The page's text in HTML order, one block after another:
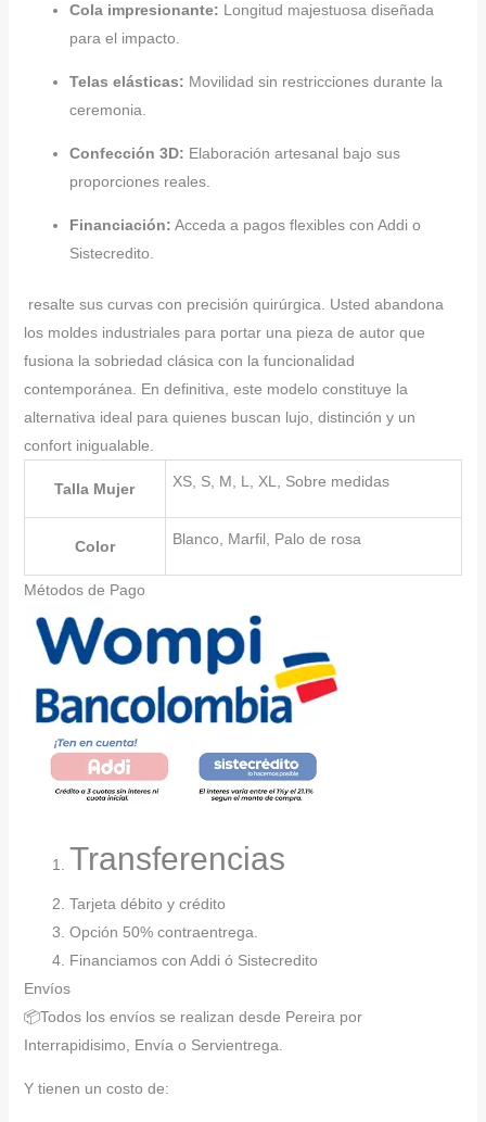
Cola impresionante: Longitud majestuosa diseñada
para el impacto.
Telas elásticas: Movilidad sin restricciones durante la
ceremonia.
Confección 3D: Elaboración artesanal bajo sus
proporciones reales.
Financiación: Acceda a pagos flexibles con Addi o
Sistecredito.
resalte sus curvas con precisión quirúrgica. Usted abandona
los moldes industriales para portar una pieza de autor que
fusiona la sobriedad clásica con la funcionalidad
contemporánea. En definitiva, este modelo constituye la
alternativa ideal para quienes buscan lujo, distinción y un
confort inigualable.
Talla Mujer XS, S, M, L, XL, Sobre medidas
Color Blanco, Marfil, Palo de rosa
Métodos de Pago
Transferencias
Tarjeta débito y crédito
Opción 50% contraentrega.
Financiamos con Addi ó Sistecredito
Envíos
📦Todos los envíos se realizan desde Pereira por
Interrapidisimo, Envía o Servientrega.
Y tienen un costo de: